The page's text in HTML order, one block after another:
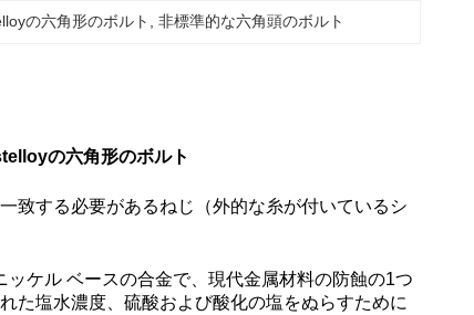
の六角形のボルト , 非標準的な六角頭のボルト
の六角形のボルト
致する必要があるねじ（外的な糸が付いているシ
ケル ベースの合金で、現代金属材料の防蝕の1つ
た塩水濃度、硫酸および酸化の塩をぬらすために